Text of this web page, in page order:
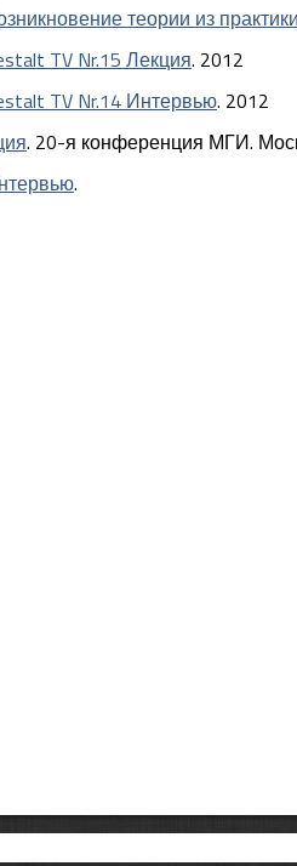
теории из практики
TV Nr.15 Лекция. 2012
TV Nr.14 Интервью. 2012
. 20-я конференция МГИ.
.